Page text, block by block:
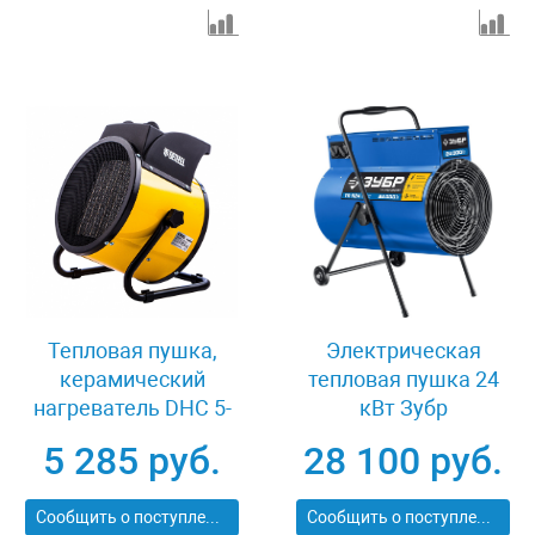
Тепловая пушка,
керамический
нагреватель DHC 5-
кВт Denzel 96428
5 285 руб.
Сообщить о поступлении
Электрическая
тепловая пушка 24
кВт Зубр
28 100 руб.
Сообщить о поступлении